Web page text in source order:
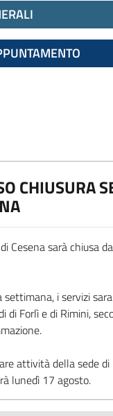
CHIUSURA
Cesena sarà chiusa
settimana, i servizi
di Forlì e di Rimini,
attività della sede di
lunedì 17 agosto.